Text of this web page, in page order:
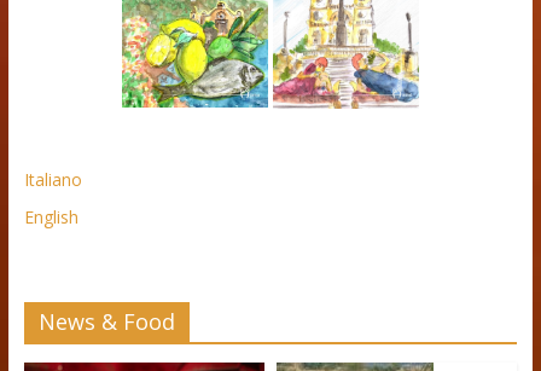
Italiano
English
News & Food